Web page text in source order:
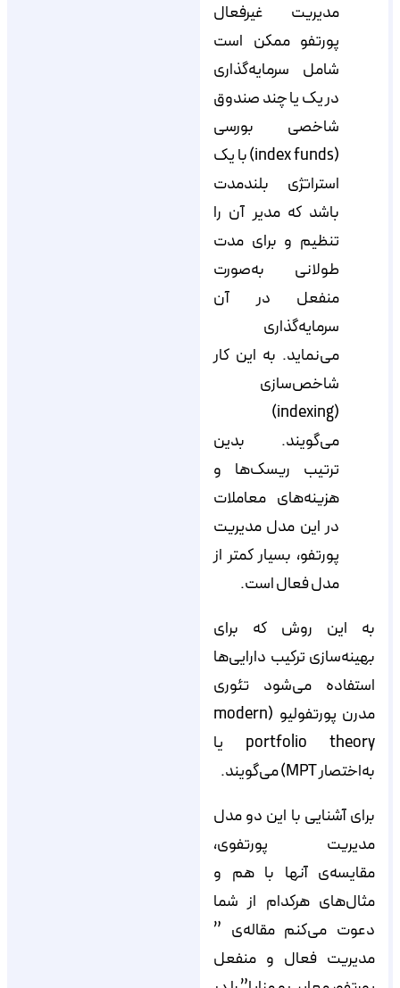
مدیریت غیرفعال
پورتفو ممکن است
شامل سرمایه‌گذاری
در یک یا چند صندوق
شاخصی بورسی
(index funds) با یک
استراتژی بلندمدت
باشد که مدیر آن را
تنظیم و برای مدت
طولانی به‌صورت
منفعل در آن
سرمایه‌گذاری
می‌نماید. به این کار
شاخص‌سازی
(indexing)
می‌گویند. بدین
ترتیب ریسک‌ها و
هزینه‌های معاملات
در این مدل مدیریت
پورتفو، بسیار کمتر از
مدل فعال است.
به این روش که برای
بهینه‌سازی ترکیب دارایی‌ها
استفاده می‌شود تئوری
مدرن پورتفولیو (modern
portfolio theory یا
به‌اختصار MPT) می‌گویند.
برای آشنایی با این دو مدل
مدیریت پورتفوی،
مقایسه‌ی آنها با هم و
مثال‌های هرکدام از شما
دعوت می‌کنم مقاله‌ی ”
مدیریت فعال و منفعل